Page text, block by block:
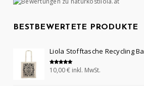
BESTBEWERTETE PRODUKTE
Liola Stofftasche Recycling
Bewertet mit
5.00
10,00€ inkl. MwSt.